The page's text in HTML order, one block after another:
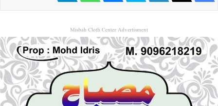
Misbah Cloth Center Advertisment